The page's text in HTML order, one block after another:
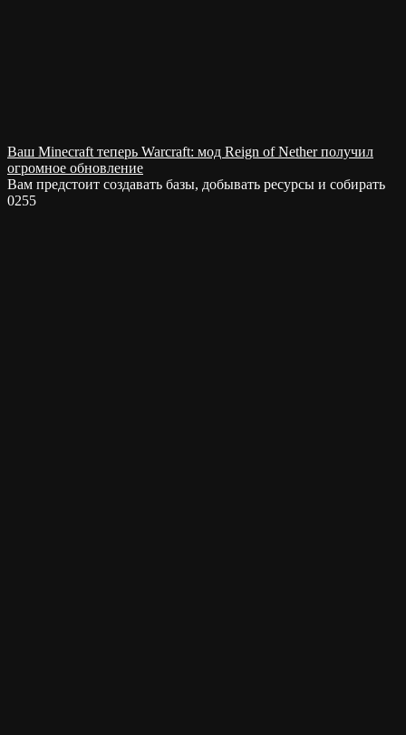
Ваш Minecraft теперь Warcraft: мод Reign of Nether получил
огромное обновление
Вам предстоит создавать базы, добывать ресурсы и собирать
0255